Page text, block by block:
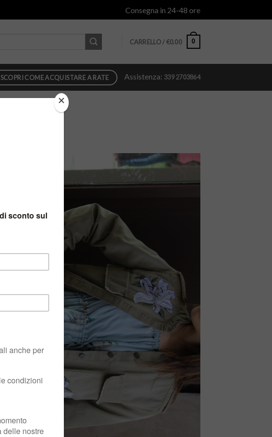
Consegna in 24-48 ore
CARRELLO /€0.00 0
SCOPRI COME ACQUISTARE A RATE Assistenza: 339 2703864